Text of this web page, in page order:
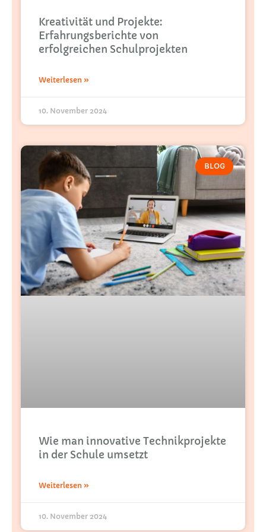
Kreativität und Projekte:
Erfahrungsberichte von
erfolgreichen Schulprojekten
Weiterlesen »
10. November 2024
BLOG
Wie man innovative Technikprojekte
in der Schule umsetzt
Weiterlesen »
10. November 2024